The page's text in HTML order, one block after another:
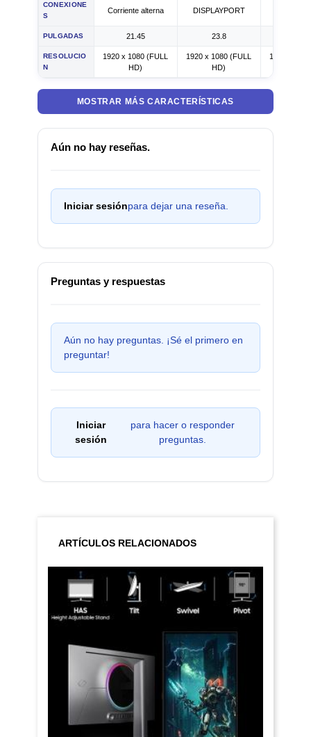
CONEXIONE
S
Corriente alterna DISPLAYPORT
PULGADAS 21.45 23.8
RESOLUCIO
N
1920 x 1080 (FULL
HD)
1920 x 1080 (FULL
HD)
1920 x
MOSTRAR MÁS CARACTERÍSTICAS
Aún no hay reseñas.
Iniciar sesiónpara dejar una reseña.
Preguntas y respuestas
Aún no hay preguntas. ¡Sé el primero en
preguntar!
Iniciar
sesión
para hacer o responder
preguntas.
ARTÍCULOS RELACIONADOS